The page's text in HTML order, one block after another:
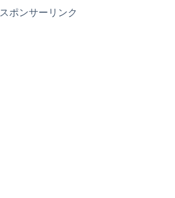
スポンサーリンク